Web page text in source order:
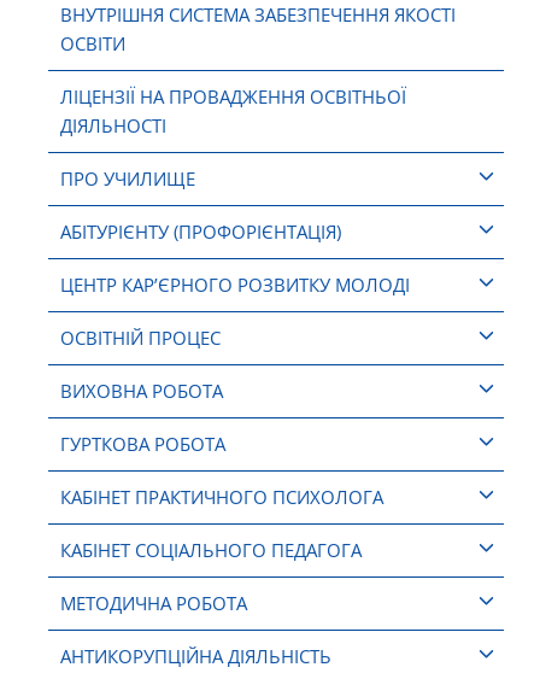
ВНУТРІШНЯ СИСТЕМА ЗАБЕЗПЕЧЕННЯ ЯКОСТІ
ОСВІТИ
ЛІЦЕНЗІЇ НА ПРОВАДЖЕННЯ ОСВІТНЬОЇ
ДІЯЛЬНОСТІ
ПРО УЧИЛИЩЕ
АБІТУРІЄНТУ (ПРОФОРІЄНТАЦІЯ)
ЦЕНТР КАР’ЄРНОГО РОЗВИТКУ МОЛОДІ
ОСВІТНІЙ ПРОЦЕС
ВИХОВНА РОБОТА
ГУРТКОВА РОБОТА
КАБІНЕТ ПРАКТИЧНОГО ПСИХОЛОГА
КАБІНЕТ СОЦІАЛЬНОГО ПЕДАГОГА
МЕТОДИЧНА РОБОТА
АНТИКОРУПЦІЙНА ДІЯЛЬНІСТЬ